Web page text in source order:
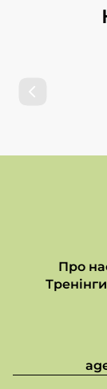
Про
Тренінги